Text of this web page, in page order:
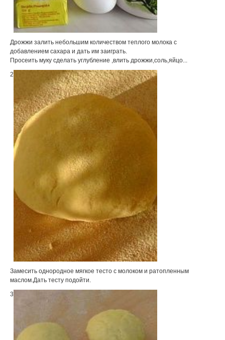
Дрожжи залить небольшим количеством теплого молока с
добавлением сахара и дать им заиграть.
Просеить муку сделать углубление ,влить дрожжи,соль,яйцо...
2
Замесить однородное мягкое тесто с молоком и ратопленным
маслом.Дать тесту подойти.
3